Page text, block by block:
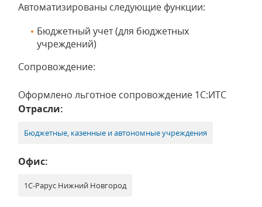
Автоматизированы следующие функции:
Бюджетный учет (для бюджетных
учреждений)
Сопровождение:
Оформлено льготное сопровождение 1С:ИТС
Отрасли:
Бюджетные, казенные и автономные учреждения
Офис:
1С-Рарус Нижний Новгород